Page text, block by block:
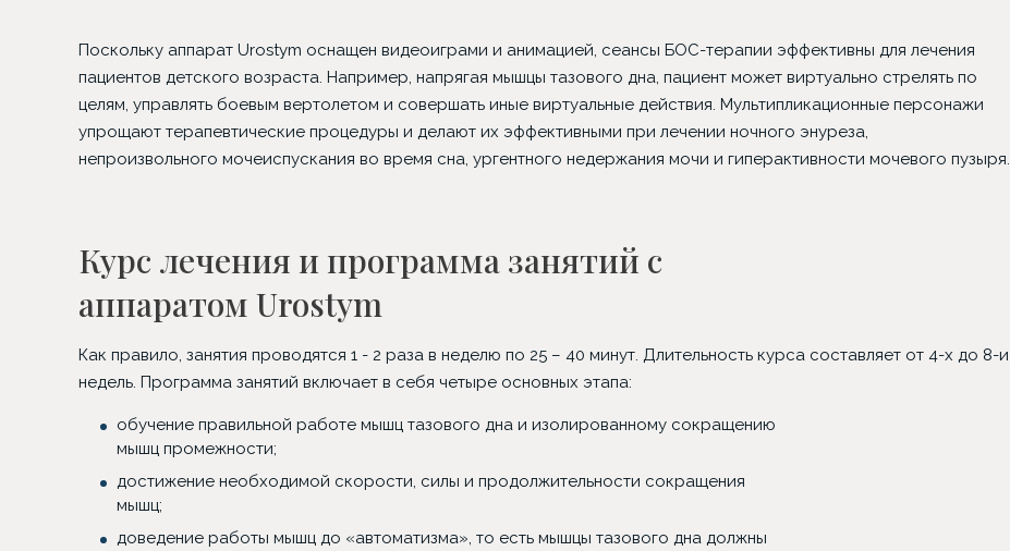
Поскольку аппарат Urostym оснащен видеоиграми и анимацией, сеансы БОС-терапии эффективны для лечения
пациентов детского возраста. Например, напрягая мышцы тазового дна, пациент может виртуально стрелять по
целям, управлять боевым вертолетом и совершать иные виртуальные действия. Мультипликационные персонажи
упрощают терапевтические процедуры и делают их эффективными при лечении ночного энуреза,
непроизвольного мочеиспускания во время сна, ургентного недержания мочи и гиперактивности мочевого пузыря.
Курс лечения и программа занятий с
аппаратом Urostym
Как правило, занятия проводятся 1 - 2 раза в неделю по 25 – 40 минут. Длительность курса составляет от 4-х до 8-и
недель. Программа занятий включает в себя четыре основных этапа:
обучение правильной работе мышц тазового дна и изолированному сокращению
мышц промежности;
достижение необходимой скорости, силы и продолжительности сокращения
мышц;
доведение работы мышц до «автоматизма», то есть мышцы тазового дна должны